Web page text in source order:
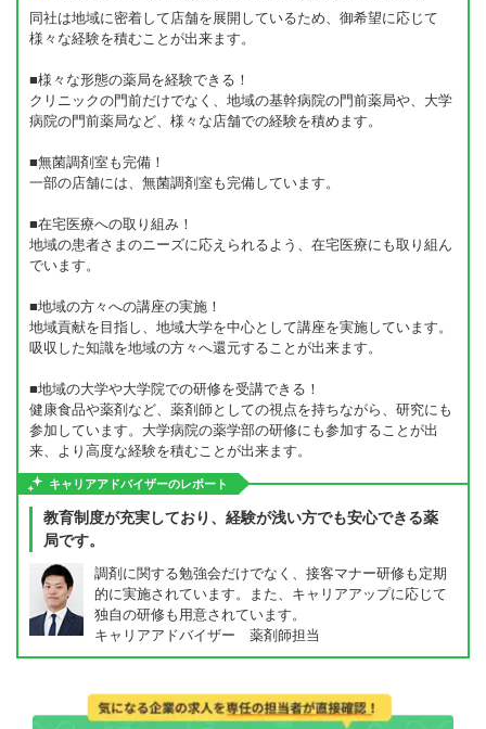
同社は地域に密着して店舗を展開しているため、御希望に応じて
様々な経験を積むことが出来ます。
■様々な形態の薬局を経験できる！
クリニックの門前だけでなく、地域の基幹病院の門前薬局や、大学
病院の門前薬局など、様々な店舗での経験を積めます。
■無菌調剤室も完備！
一部の店舗には、無菌調剤室も完備しています。
■在宅医療への取り組み！
地域の患者さまのニーズに応えられるよう、在宅医療にも取り組ん
でいます。
■地域の方々への講座の実施！
地域貢献を目指し、地域大学を中心として講座を実施しています。
吸収した知識を地域の方々へ還元することが出来ます。
■地域の大学や大学院での研修を受講できる！
健康食品や薬剤など、薬剤師としての視点を持ちながら、研究にも
参加しています。大学病院の薬学部の研修にも参加することが出
来、より高度な経験を積むことが出来ます。
キャリアアドバイザーのレポート
教育制度が充実しており、経験が浅い方でも安心できる薬
局です。
調剤に関する勉強会だけでなく、接客マナー研修も定期
的に実施されています。また、キャリアアップに応じて
独自の研修も用意されています。
キャリアアドバイザー 薬剤師担当